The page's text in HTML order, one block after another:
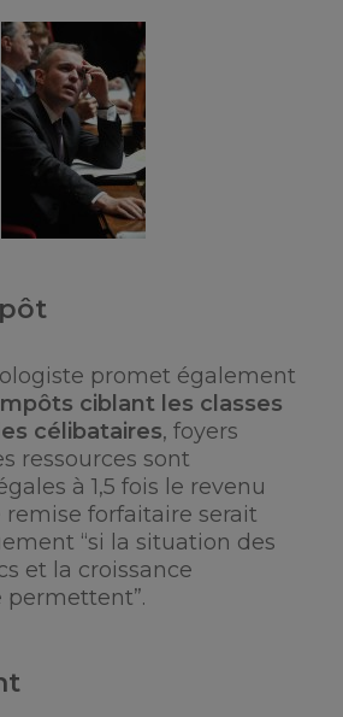
promet également
ciblant les classes
célibataires, foyers
ressources sont
à 1,5 fois le revenu
remise forfaitaire serait
“si la situation des
et la croissance